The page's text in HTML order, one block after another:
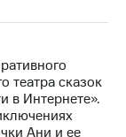
театра сказок
в Интернете».
Ани и ее